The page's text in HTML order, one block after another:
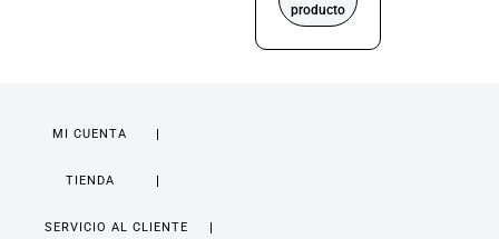
producto
MI CUENTA
TIENDA
SERVICIO AL CLIENTE